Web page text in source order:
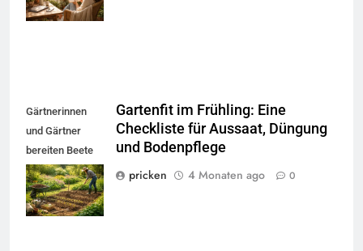
führen.
Gärtnerinnen
und Gärtner
bereiten Beete
vor, prüfen
Bodenqualität
und Werkzeuge.
Gartenfit im Frühling: Eine
Checkliste für Aussaat, Düngung
und Bodenpflege
pricken
4 Monaten ago 0
5
Accessoire-Guide: Mit diesen